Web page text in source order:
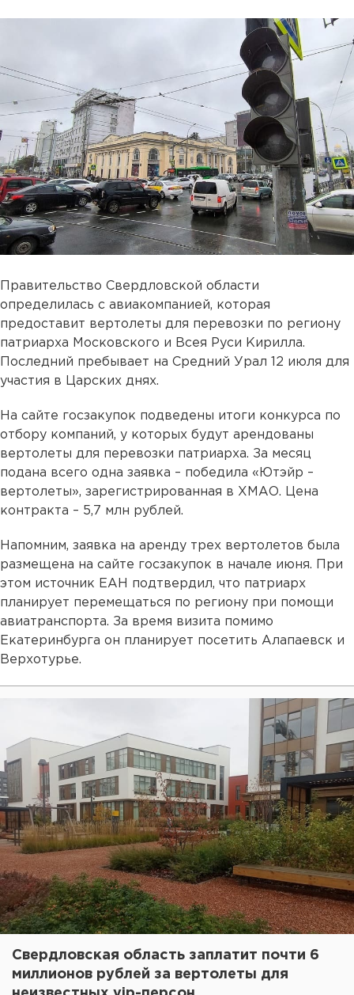
Правительство Свердловской области
определилась с авиакомпанией, которая
предоставит вертолеты для перевозки по региону
патриарха Московского и Всея Руси Кирилла.
Последний пребывает на Средний Урал 12 июля для
участия в Царских днях.
На сайте госзакупок подведены итоги конкурса по
отбору компаний, у которых будут арендованы
вертолеты для перевозки патриарха. За месяц
подана всего одна заявка – победила «Ютэйр –
вертолеты», зарегистрированная в ХМАО. Цена
контракта – 5,7 млн рублей.
Напомним, заявка на аренду трех вертолетов была
размещена на сайте госзакупок в начале июня. При
этом источник ЕАН подтвердил, что патриарх
планирует перемещаться по региону при помощи
авиатранспорта. За время визита помимо
Екатеринбурга он планирует посетить Алапаевск и
Верхотурье.
Свердловская область заплатит почти 6
миллионов рублей за вертолеты для